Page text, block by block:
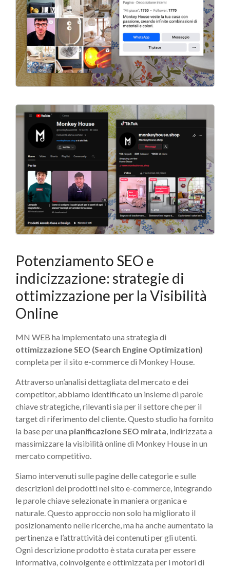
Potenziamento SEO e
indicizzazione: strategie di
ottimizzazione per la Visibilità
Online
MN WEB ha implementato una strategia di
ottimizzazione SEO (Search Engine Optimization)
completa per il sito e-commerce di Monkey House.
Attraverso un’analisi dettagliata del mercato e dei
competitor, abbiamo identificato un insieme di parole
chiave strategiche, rilevanti sia per il settore che per il
target di riferimento del cliente. Questo studio ha fornito
la base per una pianificazione SEO mirata, indirizzata a
massimizzare la visibilità online di Monkey House in un
mercato competitivo.
Siamo intervenuti sulle pagine delle categorie e sulle
descrizioni dei prodotti nel sito e-commerce, integrando
le parole chiave selezionate in maniera organica e
naturale. Questo approccio non solo ha migliorato il
posizionamento nelle ricerche, ma ha anche aumentato la
pertinenza e l’attrattività dei contenuti per gli utenti.
Ogni descrizione prodotto è stata curata per essere
informativa, coinvolgente e ottimizzata per i motori di